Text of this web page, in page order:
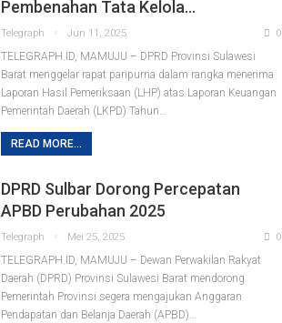
Pembenahan Tata Kelola…
Telegraph Jun 11, 2025 0
TELEGRAPH.ID, MAMUJU – DPRD Provinsi Sulawesi
Barat menggelar rapat paripurna dalam rangka menerima
Laporan Hasil Pemeriksaan (LHP) atas Laporan Keuangan
Pemerintah Daerah (LKPD) Tahun…
READ MORE...
DPRD Sulbar Dorong Percepatan
APBD Perubahan 2025
Telegraph Mei 25, 2025 0
TELEGRAPH.ID, MAMUJU – Dewan Perwakilan Rakyat
Daerah (DPRD) Provinsi Sulawesi Barat mendorong
Pemerintah Provinsi segera mengajukan Anggaran
Pendapatan dan Belanja Daerah (APBD)…